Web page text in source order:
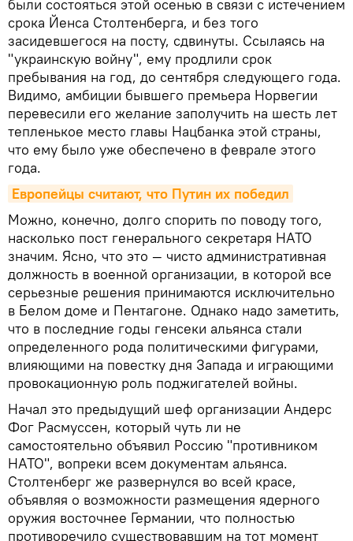
были состояться этой осенью в связи с истечением
срока Йенса Столтенберга, и без того
засидевшегося на посту, сдвинуты. Ссылаясь на
"украинскую войну", ему продлили срок
пребывания на год, до сентября следующего года.
Видимо, амбиции бывшего премьера Норвегии
перевесили его желание заполучить на шесть лет
тепленькое место главы Нацбанка этой страны,
что ему было уже обеспечено в феврале этого
года.
Европейцы считают, что Путин их победил
Можно, конечно, долго спорить по поводу того,
насколько пост генерального секретаря НАТО
значим. Ясно, что это — чисто административная
должность в военной организации, в которой все
серьезные решения принимаются исключительно
в Белом доме и Пентагоне. Однако надо заметить,
что в последние годы генсеки альянса стали
определенного рода политическими фигурами,
влияющими на повестку дня Запада и играющими
провокационную роль поджигателей войны.
Начал это предыдущий шеф организации Андерс
Фог Расмуссен, который чуть ли не
самостоятельно объявил Россию "противником
НАТО", вопреки всем документам альянса.
Столтенберг же развернулся во всей красе,
объявляя о возможности размещения ядерного
оружия восточнее Германии, что полностью
противоречило существовавшим на тот момент